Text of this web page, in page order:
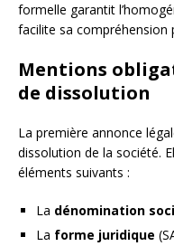
formelle garantit
facilite sa compréhension
Mentions
de dissolution
La première annonce
dissolution de la société.
éléments suivants :
La dénomination
La forme juridique